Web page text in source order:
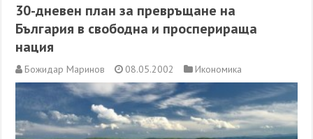
30-дневен план за превръщане на
България в свободна и просперираща
нация
Божидар Маринов 08.05.2002 Икономика